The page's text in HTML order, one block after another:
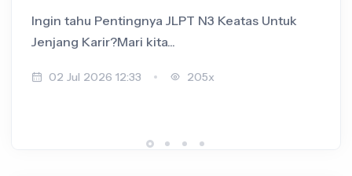
Ingin tahu Pentingnya JLPT N3 Keatas Untuk
Jenjang Karir?Mari kita...
02 Jul 2026 12:33 205x